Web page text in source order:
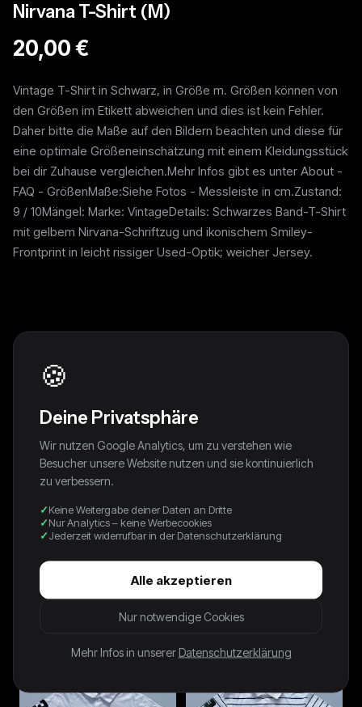
Nirvana T-Shirt (M)
20,00 €
Vintage T-Shirt in Schwarz, in Größe m. Größen können von
den Größen im Etikett abweichen und dies ist kein Fehler.
Daher bitte die Maße auf den Bildern beachten und diese für
eine optimale Größeneinschätzung mit einem Kleidungsstück
bei dir Zuhause vergleichen.Mehr Infos gibt es unter About -
FAQ - GrößenMaße:Siehe Fotos - Messleiste in cm.Zustand:
9 / 10Mängel: Marke: VintageDetails: Schwarzes Band-T-Shirt
mit gelbem Nirvana-Schriftzug und ikonischem Smiley-
Frontprint in leicht rissiger Used-Optik; weicher Jersey.
Nike Vintage T-Shirt | S
Polo Ralph Lauren *PREMIUM*
38,00 €
🍪
Deine Privatsphäre
Wir nutzen Google Analytics, um zu verstehen wie
Besucher unsere Website nutzen und sie kontinuierlich
zu verbessern.
Keine Weitergabe deiner Daten an Dritte
Nur Analytics – keine Werbecookies
Jederzeit widerrufbar in der Datenschutzerklärung
Alle akzeptieren
Nur notwendige Cookies
Mehr Infos in unserer Datenschutzerklärung